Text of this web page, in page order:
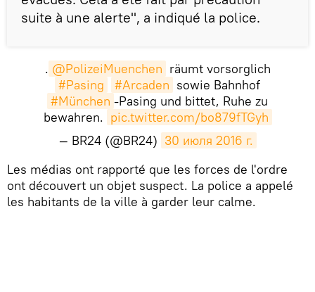
suite à une alerte", a indiqué la police.
. @PolizeiMuenchen räumt vorsorglich
#Pasing
#Arcaden sowie Bahnhof
#München -Pasing und bittet, Ruhe zu
bewahren. pic.twitter.com/bo879fTGyh
— BR24 (@BR24) 30 июля 2016 г.
Les médias ont rapporté que les forces de l'ordre
ont découvert un objet suspect. La police a appelé
les habitants de la ville à garder leur calme.